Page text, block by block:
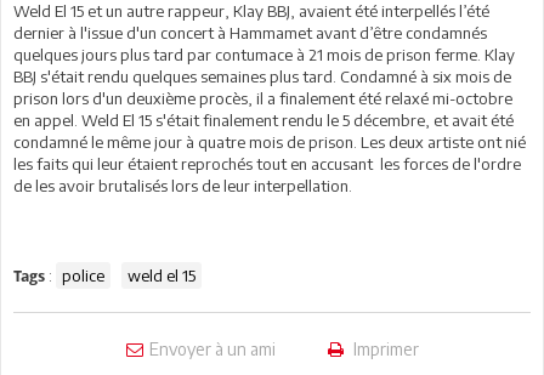
Weld El 15 et un autre rappeur, Klay BBJ, avaient été interpellés l’été
dernier à l'issue d'un concert à Hammamet avant d’être condamnés
quelques jours plus tard par contumace à 21 mois de prison ferme. Klay
BBJ s'était rendu quelques semaines plus tard. Condamné à six mois de
prison lors d'un deuxième procès, il a finalement été relaxé mi-octobre
en appel. Weld El 15 s'était finalement rendu le 5 décembre, et avait été
condamné le même jour à quatre mois de prison. Les deux artiste ont nié
les faits qui leur étaient reprochés tout en accusant les forces de l'ordre
de les avoir brutalisés lors de leur interpellation.
Tags : police weld el 15
Envoyer à un ami Imprimer